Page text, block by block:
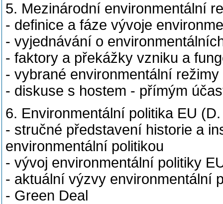
5. Mezinárodní environmentální
- definice a fáze vývoje
- vyjednávání o
- faktory a překážky vzniku a
- vybrané environmentální režimy
- diskuse s hostem - přímým
6. Environmentální politika EU
- stručné představení historie a
environmentální politikou
- vývoj environmentální politiky
- aktuální výzvy environmentální
- Green Deal